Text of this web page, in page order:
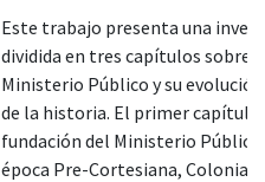
Este trabajo presenta una
dividida en tres capítulos sobre
Ministerio Público y su
de la historia. El primer capítulo
fundación del Ministerio Público
época Pre-Cortesiana, Colonial